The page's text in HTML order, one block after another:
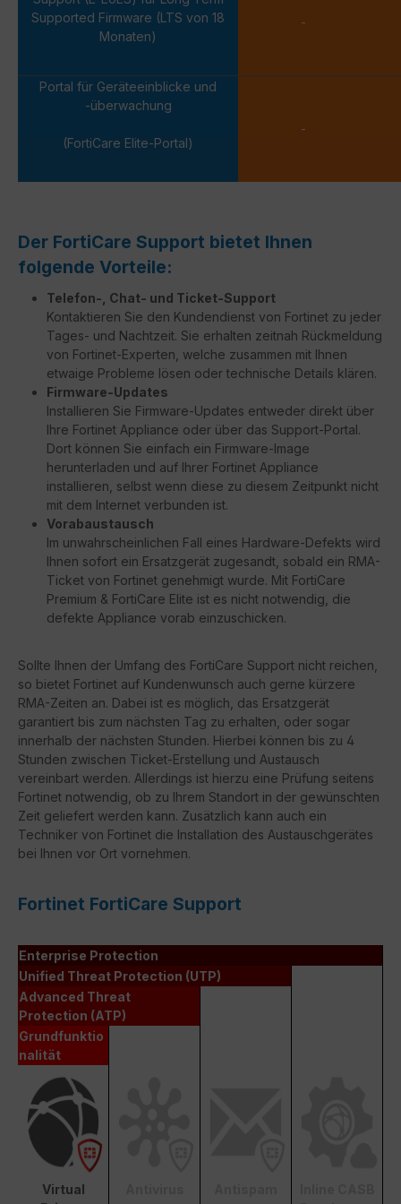
Supported Firmware (LTS von 18
Monaten)
-
Portal für Geräteeinblicke und
-überwachung
(FortiCare Elite-Portal)
-
Der FortiCare Support bietet Ihnen
folgende Vorteile:
Telefon-, Chat- und Ticket-Support
Kontaktieren Sie den Kundendienst von Fortinet zu jeder
Tages- und Nachtzeit. Sie erhalten zeitnah Rückmeldung
von Fortinet-Experten, welche zusammen mit Ihnen
etwaige Probleme lösen oder technische Details klären.
Firmware-Updates
Installieren Sie Firmware-Updates entweder direkt über
Ihre Fortinet Appliance oder über das Support-Portal.
Dort können Sie einfach ein Firmware-Image
herunterladen und auf Ihrer Fortinet Appliance
installieren, selbst wenn diese zu diesem Zeitpunkt nicht
mit dem Internet verbunden ist.
Vorabaustausch
Im unwahrscheinlichen Fall eines Hardware-Defekts wird
Ihnen sofort ein Ersatzgerät zugesandt, sobald ein RMA-
Ticket von Fortinet genehmigt wurde. Mit FortiCare
Premium & FortiCare Elite ist es nicht notwendig, die
defekte Appliance vorab einzuschicken.
Sollte Ihnen der Umfang des FortiCare Support nicht reichen,
so bietet Fortinet auf Kundenwunsch auch gerne kürzere
RMA-Zeiten an. Dabei ist es möglich, das Ersatzgerät
garantiert bis zum nächsten Tag zu erhalten, oder sogar
innerhalb der nächsten Stunden. Hierbei können bis zu 4
Stunden zwischen Ticket-Erstellung und Austausch
vereinbart werden. Allerdings ist hierzu eine Prüfung seitens
Fortinet notwendig, ob zu Ihrem Standort in der gewünschten
Zeit geliefert werden kann. Zusätzlich kann auch ein
Techniker von Fortinet die Installation des Austauschgerätes
bei Ihnen vor Ort vornehmen.
Fortinet FortiCare Support
Enterprise Protection
Unified Threat Protection (UTP)
Advanced Threat
Protection (ATP)
Grundfunktio
nalität
Virtual